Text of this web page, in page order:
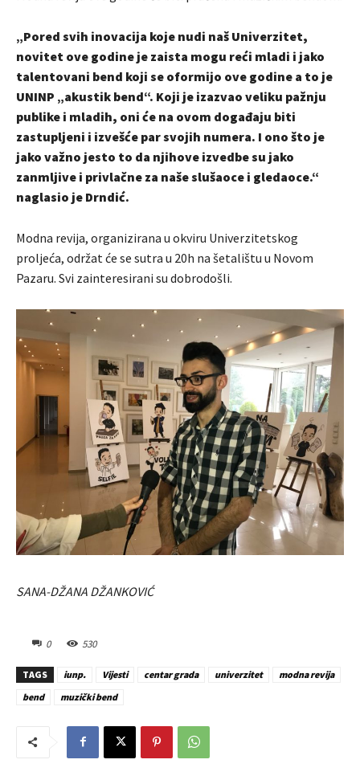
„Pored svih inovacija koje nudi naš Univerzitet,
novitet ove godine je zaista mogu reći mladi i jako
talentovani bend koji se oformijo ove godine a to je
UNINP „akustik bend“. Koji je izazvao veliku pažnju
publike i mladih, oni će na ovom događaju biti
zastupljeni i izvešće par svojih numera. I ono što je
jako važno jesto to da njihove izvedbe su jako
zanmljive i privlačne za naše slušaoce i gledaoce.“
naglasio je Drndić.
Modna revija, organizirana u okviru Univerzitetskog
proljeća, održat će se sutra u 20h na šetalištu u Novom
Pazaru. Svi zainteresirani su dobrodošli.
SANA-DŽANA DŽANKOVIĆ
0 530
TAGS iunp. Vijesti centar grada univerzitet
modna revija
bend
muzički bend